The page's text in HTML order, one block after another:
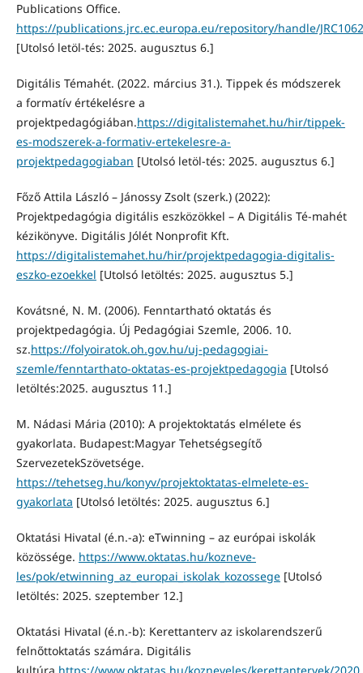
Publications Office.
https://publications.jrc.ec.europa.eu/repository/handle/
[Utolsó letöl-tés: 2025. augusztus 6.]
Digitális Témahét. (2022. március 31.). Tippek és módszerek
a formatív értékelésre a
projektpedagógiában.https://digitalistemahet.hu/hir/tippek-
es-modszerek-a-formativ-ertekelesre-a-
projektpedagogiaban [Utolsó letöl-tés: 2025. augusztus 6.]
Főző Attila László – Jánossy Zsolt (szerk.) (2022):
Projektpedagógia digitális eszközökkel – A Digitális Té-mahét
kézikönyve. Digitális Jólét Nonprofit Kft.
https://digitalistemahet.hu/hir/projektpedagogia-digitalis-
eszko-ezoekkel [Utolsó letöltés: 2025. augusztus 5.]
Kovátsné, N. M. (2006). Fenntartható oktatás és
projektpedagógia. Új Pedagógiai Szemle, 2006. 10.
sz.https://folyoiratok.oh.gov.hu/uj-pedagogiai-
szemle/fenntarthato-oktatas-es-projektpedagogia [Utolsó
letöltés:2025. augusztus 11.]
M. Nádasi Mária (2010): A projektoktatás elmélete és
gyakorlata. Budapest:Magyar Tehetségsegítő
SzervezetekSzövetsége.
https://tehetseg.hu/konyv/projektoktatas-elmelete-es-
gyakorlata [Utolsó letöltés: 2025. augusztus 6.]
Oktatási Hivatal (é.n.-a): eTwinning – az európai iskolák
közössége. https://www.oktatas.hu/kozneve-
les/pok/etwinning_az_europai_iskolak_kozossege[Utolsó
letöltés: 2025. szeptember 12.]
Oktatási Hivatal (é.n.-b): Kerettanterv az iskolarendszerű
felnőttoktatás számára. Digitális